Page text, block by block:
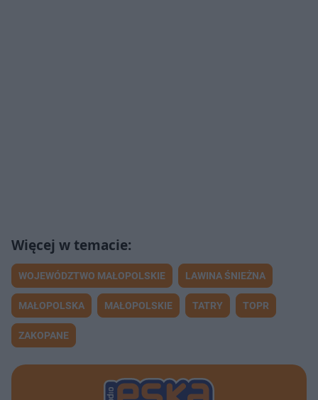
WOJEWÓDZTWO MAŁOPOLSKIE LAWINA ŚNIEŻNA
MAŁOPOLSKA MAŁOPOLSKIE TATRY TOPR
ZAKOPANE